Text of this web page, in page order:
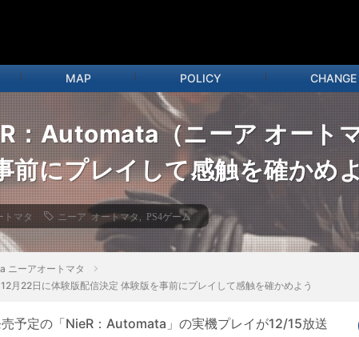
MAP POLICY CHANGE
：Automata（ニーア オート
前にプレイして感触を確かめ
トマタ ニーア オートマタ PS4ゲーム
ニーアオートマタ
22日に体験版配信決定 体験版を事前にプレイして感触を確かめよう
予定の「NieR：Automata」の実機プレイが12/15放送